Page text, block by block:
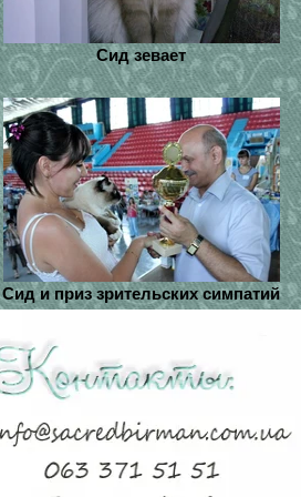
Сид зевает
Сид и приз зрительских симпатий